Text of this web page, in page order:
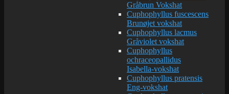
Gråbrun Vokshat
Cuphophyllus fuscescens
Brunøjet vokshat
Cuphophyllus lacmus
Gråviolet vokshat
Cuphophyllus
ochraceopallidus
Isabella-vokshat
Cuphophyllus pratensis
Eng-vokshat